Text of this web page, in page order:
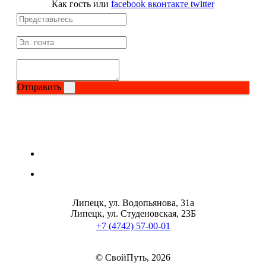
Магний + В6
Волосы и кожа
Здоровье костей
Иммунитет
Как гость или facebook вконтакте twitter
Отправить
Липецк, ул. Водопьянова, 31а
Липецк, ул. Студеновская, 23Б
+7 (4742) 57-00-01
© СвойПуть, 2026